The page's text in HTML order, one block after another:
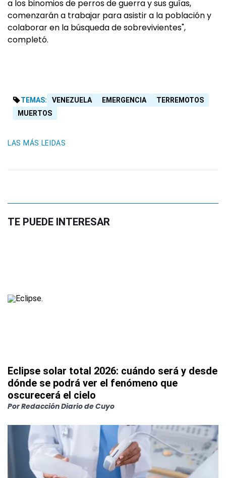
a los binomios de perros de guerra y sus guías,
comenzarán a trabajar para asistir a la población y
colaborar en la búsqueda de sobrevivientes",
completó.
TEMAS: VENEZUELA EMERGENCIA
TERREMOTOS
MUERTOS
LAS MÁS LEIDAS
TE PUEDE INTERESAR
Eclipse solar total 2026: cuándo será y desde
dónde se podrá ver el fenómeno que
oscurecerá el cielo
PorRedacción Diario de Cuyo